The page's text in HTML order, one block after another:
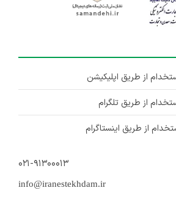
از طریق اپلیکیشن
از طریق تلگرام
از طریق اینستاگرام
۰۲۱-۹۱۳۰۰۰۱۳
info@iranestekhdam.ir